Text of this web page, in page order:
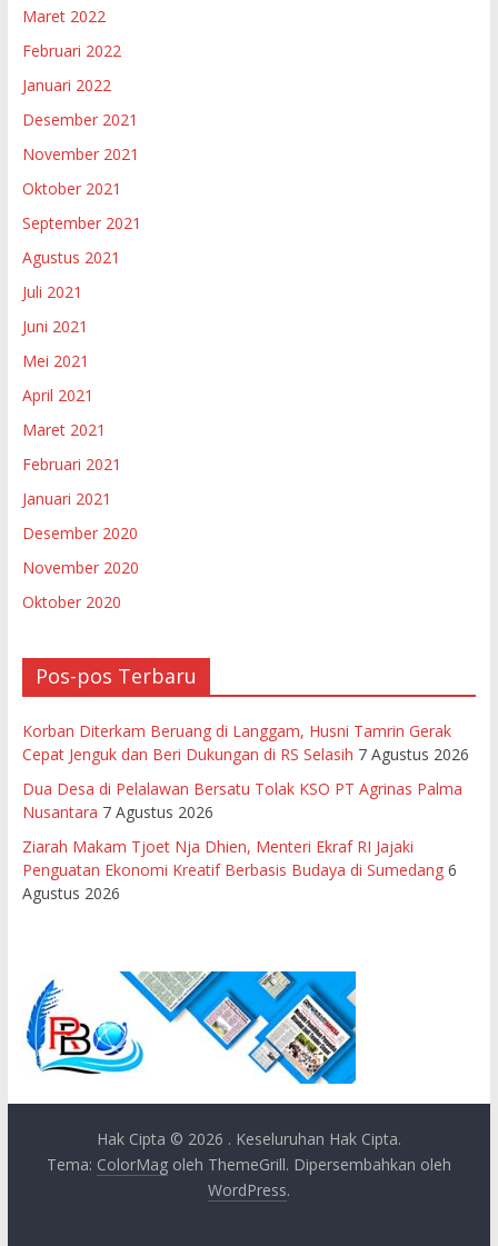
Maret 2022
Februari 2022
Januari 2022
Desember 2021
November 2021
Oktober 2021
September 2021
Agustus 2021
Juli 2021
Juni 2021
Mei 2021
April 2021
Maret 2021
Februari 2021
Januari 2021
Desember 2020
November 2020
Oktober 2020
Pos-pos Terbaru
Korban Diterkam Beruang di Langgam, Husni Tamrin Gerak
Cepat Jenguk dan Beri Dukungan di RS Selasih 7 Agustus 2026
Dua Desa di Pelalawan Bersatu Tolak KSO PT Agrinas Palma
Nusantara 7 Agustus 2026
Ziarah Makam Tjoet Nja Dhien, Menteri Ekraf RI Jajaki
Penguatan Ekonomi Kreatif Berbasis Budaya di Sumedang 6
Agustus 2026
Hak Cipta © 2026 . Keseluruhan Hak Cipta.
Tema: ColorMagoleh ThemeGrill. Dipersembahkan oleh
WordPress.